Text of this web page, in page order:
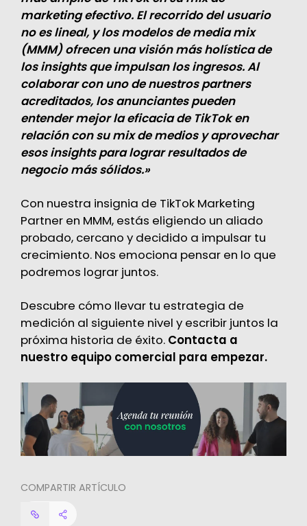
marketing efectivo. El recorrido del usuario
no es lineal, y los modelos de media mix
(MMM) ofrecen una visión más holística de
los insights que impulsan los ingresos. Al
colaborar con uno de nuestros partners
acreditados, los anunciantes pueden
entender mejor la eficacia de TikTok en
relación con su mix de medios y aprovechar
esos insights para lograr resultados de
negocio más sólidos.»
Con nuestra insignia de TikTok Marketing
Partner en MMM, estás eligiendo un aliado
probado, cercano y decidido a impulsar tu
crecimiento. Nos emociona pensar en lo que
podremos lograr juntos.
Descubre cómo llevar tu estrategia de
medición al siguiente nivel y escribir juntos la
próxima historia de éxito. Contacta a
nuestro equipo comercial para empezar.
COMPARTIR ARTÍCULO